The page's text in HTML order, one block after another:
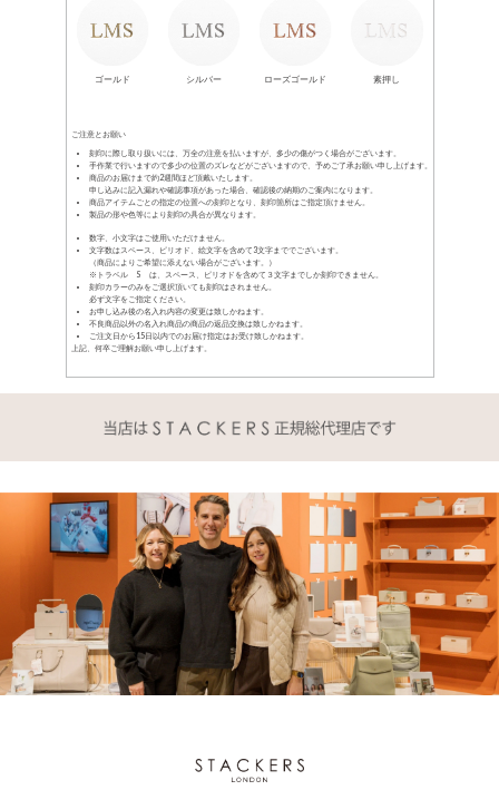
ゴールド シルバー ローズゴールド 素押し
ご注意とお願い
刻印に際し取り扱いには、万全の注意を払いますが、多少の傷がつく場合がございます。
手作業で行いますので多少の位置のズレなどがございますので、予めご了承お願い申し上げます。
商品のお届けまで約2週間ほど頂戴いたします。
申し込みに記入漏れや確認事項があった場合、確認後の納期のご案内になります。
商品アイテムごとの指定の位置への刻印となり、刻印箇所はご指定頂けません。
製品の形や色等により刻印の具合が異なります。
数字、小文字はご使用いただけません。
文字数はスペース、ピリオド、絵文字を含めて3文字まででございます。
（商品によりご希望に添えない場合がございます。）
※トラベル S は、スペース、ピリオドを含めて３文字までしか刻印できません。
刻印カラーのみをご選択頂いても刻印はされません。
必ず文字をご指定ください。
お申し込み後の名入れ内容の変更は致しかねます。
不良商品以外の名入れ商品の商品の返品交換は致しかねます。
ご注文日から15日以内でのお届け指定はお受け致しかねます。
上記、何卒ご理解お願い申し上げます。